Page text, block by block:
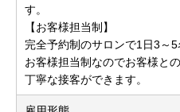
す。
【お客様担当制】
完全予約制のサロンで1日3～5
お客様担当制なのでお客様と
丁寧な接客ができます。